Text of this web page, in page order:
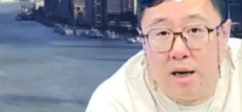
Video